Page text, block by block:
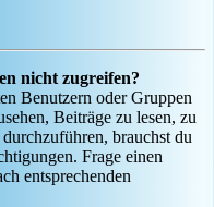
nicht zugreifen?
Benutzern oder Gruppen
Beiträge zu lesen, zu
brauchst du
Frage einen
entsprechenden